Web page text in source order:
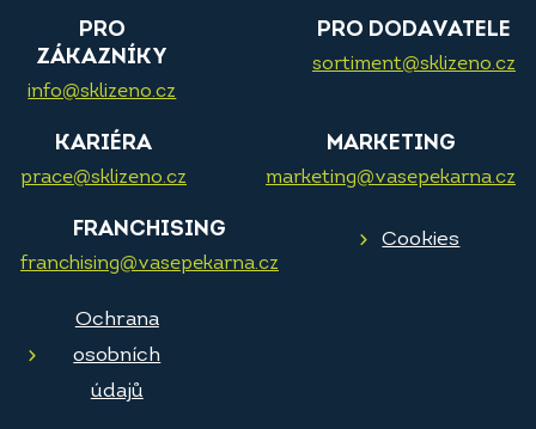
PRO
ZÁKAZNÍKY
info@sklizeno.cz
PRO DODAVATELE
sortiment@sklizeno.cz
KARIÉRA
prace@sklizeno.cz
MARKETING
marketing@vasepekarna.cz
FRANCHISING
franchising@vasepekarna.cz
Cookies
Ochrana
osobních
údajů